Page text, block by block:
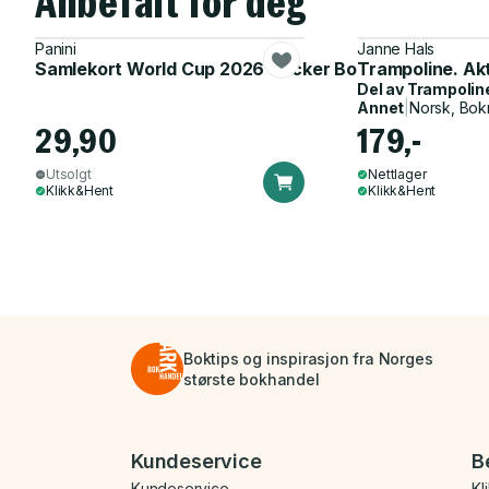
Panini
Samlekort World Cup 2026 Sticker Booster
29,90
Utsolgt
Klikk&Hent
Janne Hals
Trampoline.
Del av
Annet Norsk,
179,-
Nettlager
Klikk&Hent
Boktips og inspirasjon fra Norges
største bokhandel
Bunnmeny
Kundeservice